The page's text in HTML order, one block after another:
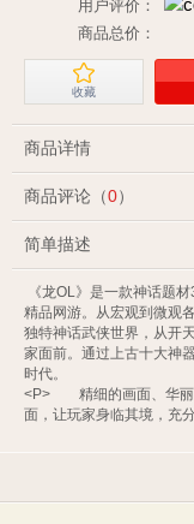
用户评价：
商品总价：
收藏
商品详情
商品评论（0）
简单描述
精品网游。从宏观到微观
独特神话武侠世界，从开
家面前。通过上古十大神
时代。
<P>　　精细的画面、华
面，让玩家身临其境，充